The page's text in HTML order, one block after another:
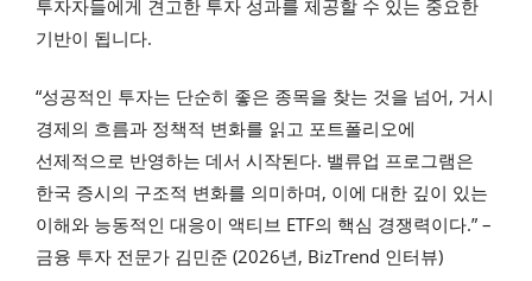
투자자들에게 견고한 투자 성과를 제공할 수 있는 중요한
기반이 됩니다.
“성공적인 투자는 단순히 좋은 종목을 찾는 것을 넘어, 거시
경제의 흐름과 정책적 변화를 읽고 포트폴리오에
선제적으로 반영하는 데서 시작된다. 밸류업 프로그램은
한국 증시의 구조적 변화를 의미하며, 이에 대한 깊이 있는
이해와 능동적인 대응이 액티브 ETF의 핵심 경쟁력이다.” –
금융 투자 전문가 김민준 (2026년, BizTrend 인터뷰)